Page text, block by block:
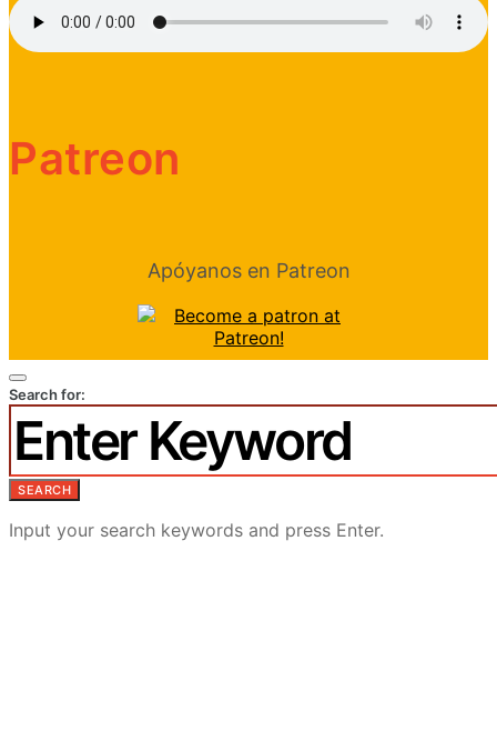
Patreon
Apóyanos en Patreon
Search for:
SEARCH
Input your search keywords and press Enter.